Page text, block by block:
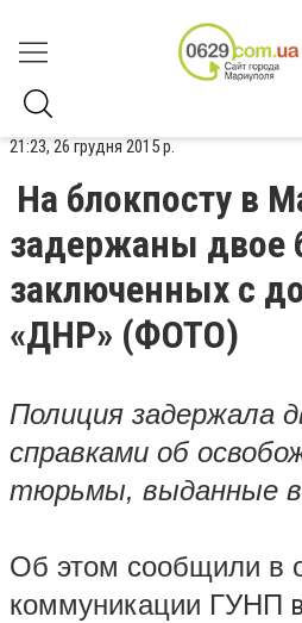
21:23, 26 грудня 2015 р.
На блокпосту в
задержаны двое
заключенных с
«ДНР» (ФОТО)
Полиция задержала
справками об
тюрьмы, выданные
Об этом сообщили в
коммуникации ГУНП